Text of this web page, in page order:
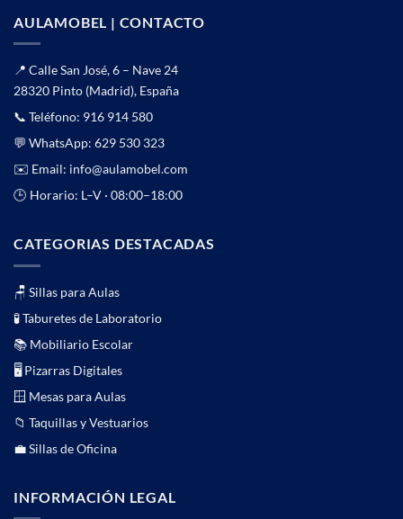
AULAMOBEL | CONTACTO
📍 Calle San José, 6 – Nave 24
28320 Pinto (Madrid), España
📞 Teléfono: 916 914 580
💬 WhatsApp: 629 530 323
✉️ Email: info@aulamobel.com
🕒 Horario: L–V · 08:00–18:00
CATEGORIAS DESTACADAS
🪑 Sillas para Aulas
🧪 Taburetes de Laboratorio
📚 Mobiliario Escolar
🖥️ Pizarras Digitales
🪟 Mesas para Aulas
📁 Taquillas y Vestuarios
💼 Sillas de Oficina
INFORMACIÓN LEGAL